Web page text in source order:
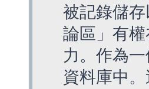
被記錄儲
論區」有
力。作為
資料庫中